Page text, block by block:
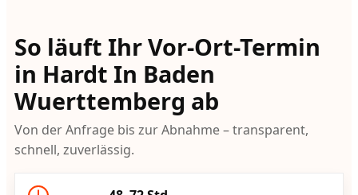
So läuft Ihr Vor-Ort-Termin
in Hardt In Baden
Wuerttemberg ab
Von der Anfrage bis zur Abnahme – transparent,
schnell, zuverlässig.